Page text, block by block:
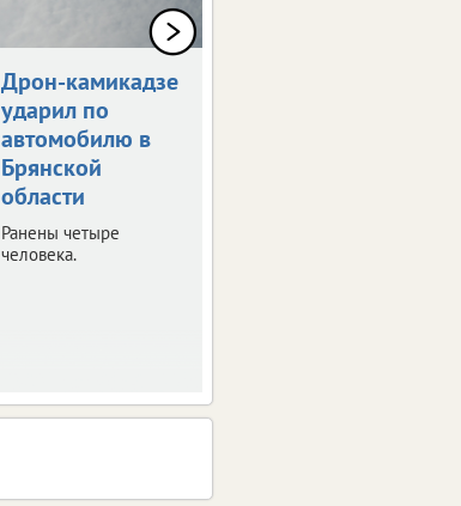
Дрон-камикадзе
ударил по
автомобилю в
Брянской
области
Ранены четыре
человека.